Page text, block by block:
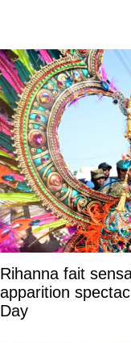
Rihanna fait
apparition
Day